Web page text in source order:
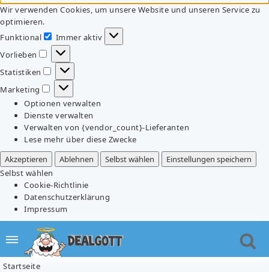
Wir verwenden Cookies, um unsere Website und unseren Service zu
optimieren.
Funktional
Funktional
Immer aktiv
Vorlieben
Vorlieben
Statistiken
Statistiken
Marketing
Marketing
Optionen verwalten
Dienste verwalten
Verwalten von {vendor_count}-Lieferanten
Lese mehr über diese Zwecke
Akzeptieren
Ablehnen Selbst wählen
Einstellungen speichern
Selbst wählen
Cookie-Richtlinie
Datenschutzerklärung
Impressum
Startseite